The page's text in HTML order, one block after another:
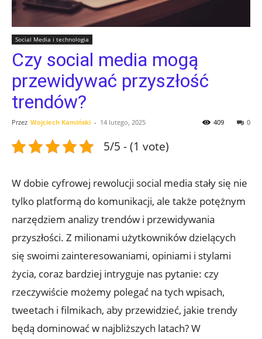
Social Media i technologia
Czy social media mogą
przewidywać przyszłość
trendów?
Przez Wojciech Kamiński - 14 lutego, 2025 0
409
5/5 - (1 vote)
W dobie cyfrowej rewolucji social media stały się nie
tylko platformą do komunikacji, ale także potężnym
narzędziem analizy trendów i przewidywania
przyszłości. Z milionami użytkowników dzielących
się swoimi zainteresowaniami, opiniami i stylami
życia, coraz bardziej intryguje nas pytanie: czy
rzeczywiście możemy polegać na tych wpisach,
tweetach i filmikach, aby przewidzieć, jakie trendy
będą dominować w najbliższych latach? W